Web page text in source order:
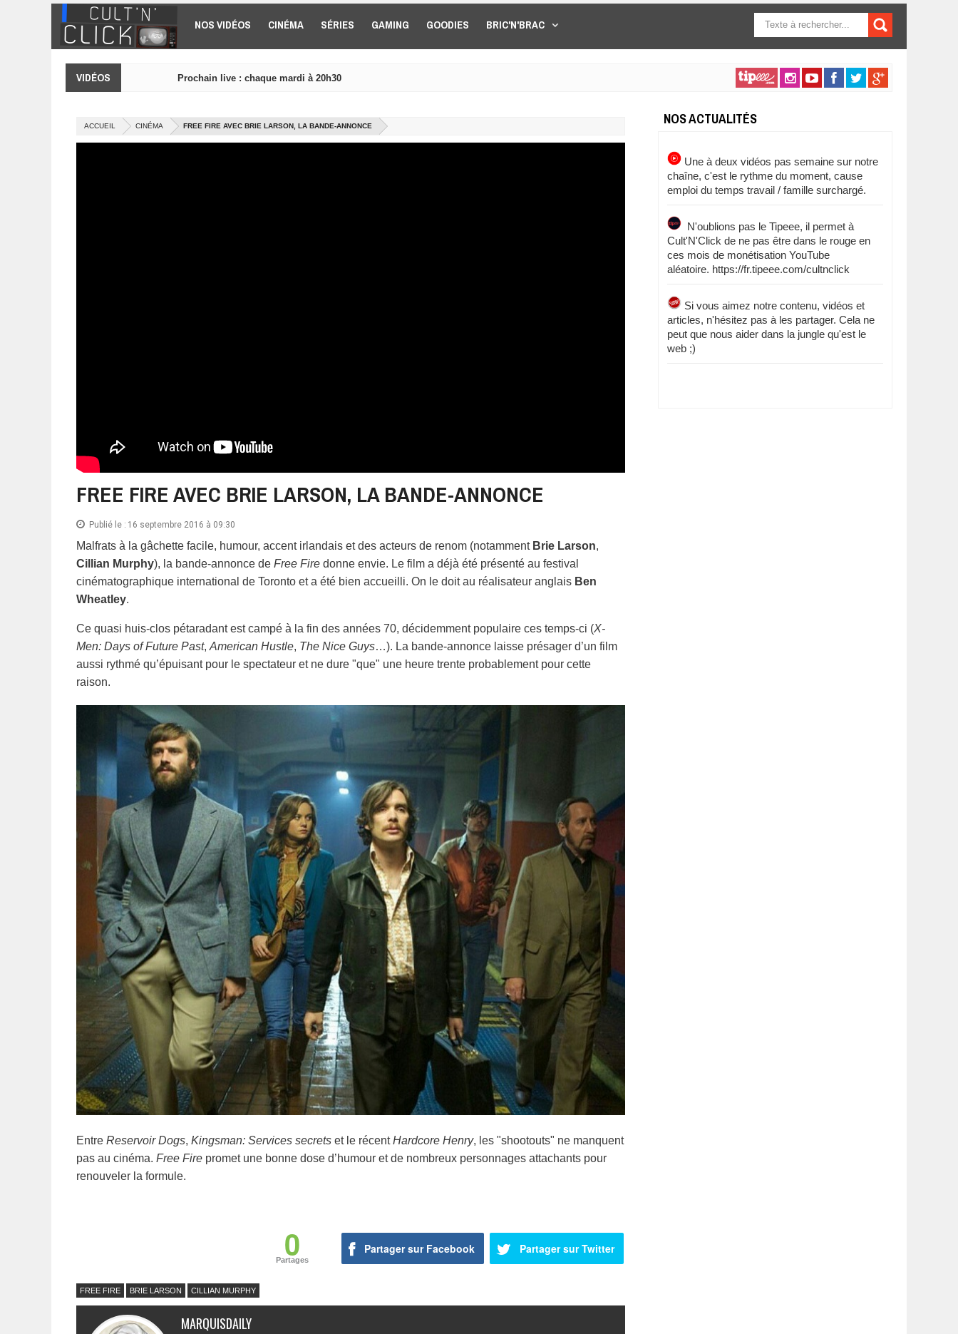
Aller au contenu principal
NOS VIDÉOS CINÉMA SÉRIES GAMING GOODIES BRIC'N'BRAC
FORMULAIRE DE
RECHERCHE
VIDÉOS Prochain live : chaque mardi à 20h30
ACCUEIL CINÉMA FREE FIRE AVEC BRIE LARSON, LA BANDE-ANNONCE
FREE FIRE AVEC BRIE LARSON, LA BANDE-ANNONCE
Publié le : 16 septembre 2016 à 09:30
Malfrats à la gâchette facile, humour, accent irlandais et des acteurs de renom (notamment Brie Larson,
Cillian Murphy), la bande-annonce de Free Fire donne envie. Le film a déjà été présenté au festival
cinématographique international de Toronto et a été bien accueilli. On le doit au réalisateur anglais Ben
Wheatley.
Ce quasi huis-clos pétaradant est campé à la fin des années 70, décidemment populaire ces temps-ci (X-
Men: Days of Future Past, American Hustle, The Nice Guys…). La bande-annonce laisse présager d’un film
aussi rythmé qu’épuisant pour le spectateur et ne dure "que" une heure trente probablement pour cette
raison.
Entre Reservoir Dogs, Kingsman: Services secrets et le récentHardcore Henry, les "shootouts" ne manquent
pas au cinéma. Free Fire promet une bonne dose d’humour et de nombreux personnages attachants pour
renouveler la formule.
0
Partages
Partager sur Facebook Partager sur Twitter
FREE FIRE BRIE LARSON CILLIAN MURPHY
MARQUISDAILY
NOS ACTUALITÉS
Une à deux vidéos pas semaine sur notre
chaîne, c'est le rythme du moment, cause
emploi du temps travail / famille surchargé.
N'oublions pas le Tipeee, il permet à
Cult'N'Click de ne pas être dans le rouge en
ces mois de monétisation YouTube
aléatoire. https://fr.tipeee.com/cultnclick
Si vous aimez notre contenu, vidéos et
articles, n'hésitez pas à les partager. Cela ne
peut que nous aider dans la jungle qu'est le
web ;)